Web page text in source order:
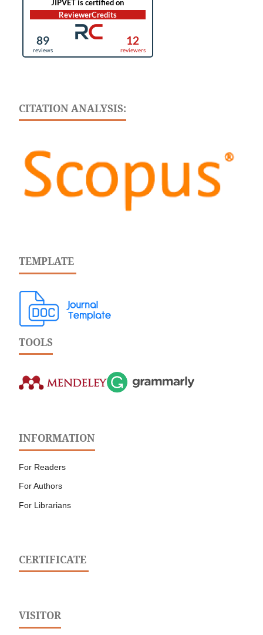
CITATION ANALYSIS:
TEMPLATE
TOOLS
INFORMATION
For Readers
For Authors
For Librarians
CERTIFICATE
VISITOR